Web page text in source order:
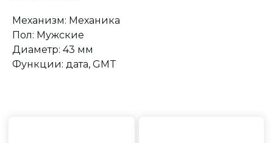
Механизм: Механика
Пол: Мужские
Диаметр: 43 мм
Функции: дата, GMT
Сервисное
обслуживание
На все товары
гарантийные
обязательства
Превосходное исполнение
фабрик